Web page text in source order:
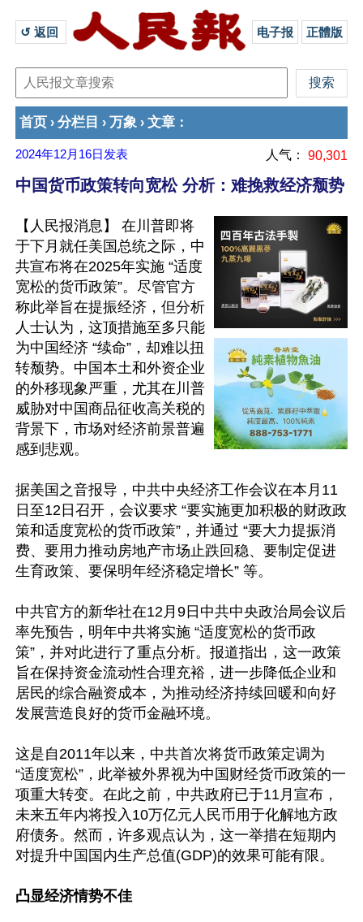
↺ 返回 电子报 正體版
首页 › 分栏目 › 万象 › 文章 ：
2024年12月16日 发表 人气： 90,301
中国货币政策转向宽松 分析：难挽救经济颓势
【人民报消息】 在川普即将
于下月就任美国总统之际，中
共宣布将在2025年实施 “适度
宽松的货币政策”。尽管官方
称此举旨在提振经济，但分析
人士认为，这顶措施至多只能
为中国经济 “续命”，却难以扭
转颓势。中国本土和外资企业
的外移现象严重，尤其在川普
威胁对中国商品征收高关税的
背景下，市场对经济前景普遍
感到悲观。
据美国之音报导，中共中央经济工作会议在本月11
日至12日召开，会议要求 “要实施更加积极的财政政
策和适度宽松的货币政策”，并通过 “要大力提振消
费、要用力推动房地产市场止跌回稳、要制定促进
生育政策、要保明年经济稳定增长” 等。
中共官方的新华社在12月9日中共中央政治局会议后
率先预告，明年中共将实施 “适度宽松的货币政
策”，并对此进行了重点分析。报道指出，这一政策
旨在保持资金流动性合理充裕，进一步降低企业和
居民的综合融资成本，为推动经济持续回暖和向好
发展营造良好的货币金融环境。
这是自2011年以来，中共首次将货币政策定调为
“适度宽松”，此举被外界视为中国财经货币政策的一
项重大转变。在此之前，中共政府已于11月宣布，
未来五年内将投入10万亿元人民币用于化解地方政
府债务。然而，许多观点认为，这一举措在短期内
对提升中国国内生产总值(GDP)的效果可能有限。
凸显经济情势不佳